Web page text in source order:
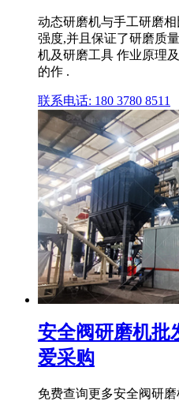
动态研磨机与手工研磨
强度,并且保证了研磨质
机及研磨工具 作业原理
的作 .
联系电话: 180 3780 8511
安全阀研磨机批
爱采购
免费查询更多安全阀研